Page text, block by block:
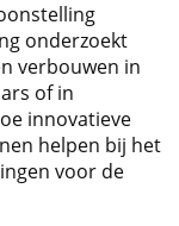
onderzoekt
verbouwen in
of in
innovatieve
helpen bij het
voor de